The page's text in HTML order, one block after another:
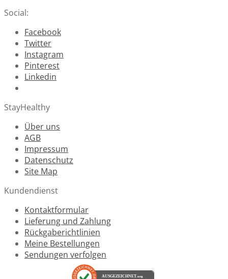
Social:
Facebook
Twitter
Instagram
Pinterest
Linkedin
StayHealthy
Über uns
AGB
Impressum
Datenschutz
Site Map
Kundendienst
Kontaktformular
Lieferung und Zahlung
Rückgaberichtlinien
Meine Bestellungen
Sendungen verfolgen
AUSGEZEICHNET .org